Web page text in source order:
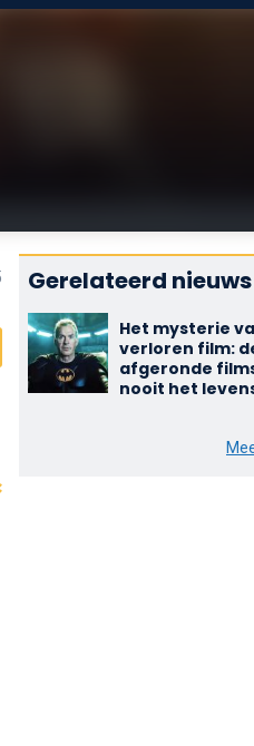
Gerelateerd nieuws
Het mysterie
verloren film:
afgeronde
nooit het